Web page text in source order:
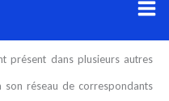
présent dans plusieurs autres
son réseau de correspondants